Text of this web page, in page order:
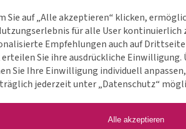
Sie auf „Alle akzeptieren“ klicken,
für alle User kontinuierlich
Empfehlungen auch auf
Sie ihre ausdrückliche Einwilligung.
Sie Ihre Einwilligung individuell
jederzeit unter „Datenschutz“
Alle akzeptieren